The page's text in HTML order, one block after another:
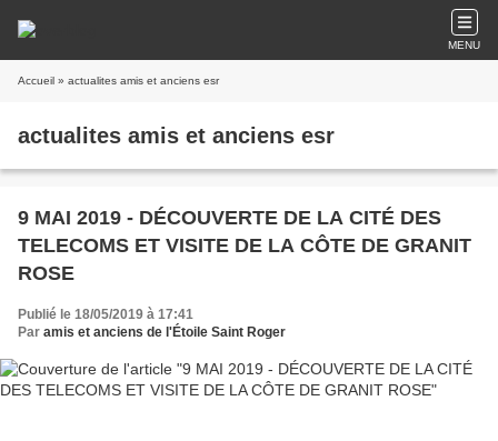
MENU
Accueil » actualites amis et anciens esr
actualites amis et anciens esr
9 MAI 2019 - DÉCOUVERTE DE LA CITÉ DES
TELECOMS ET VISITE DE LA CÔTE DE GRANIT
ROSE
Publié le 18/05/2019 à 17:41
Par amis et anciens de l'Étoile Saint Roger